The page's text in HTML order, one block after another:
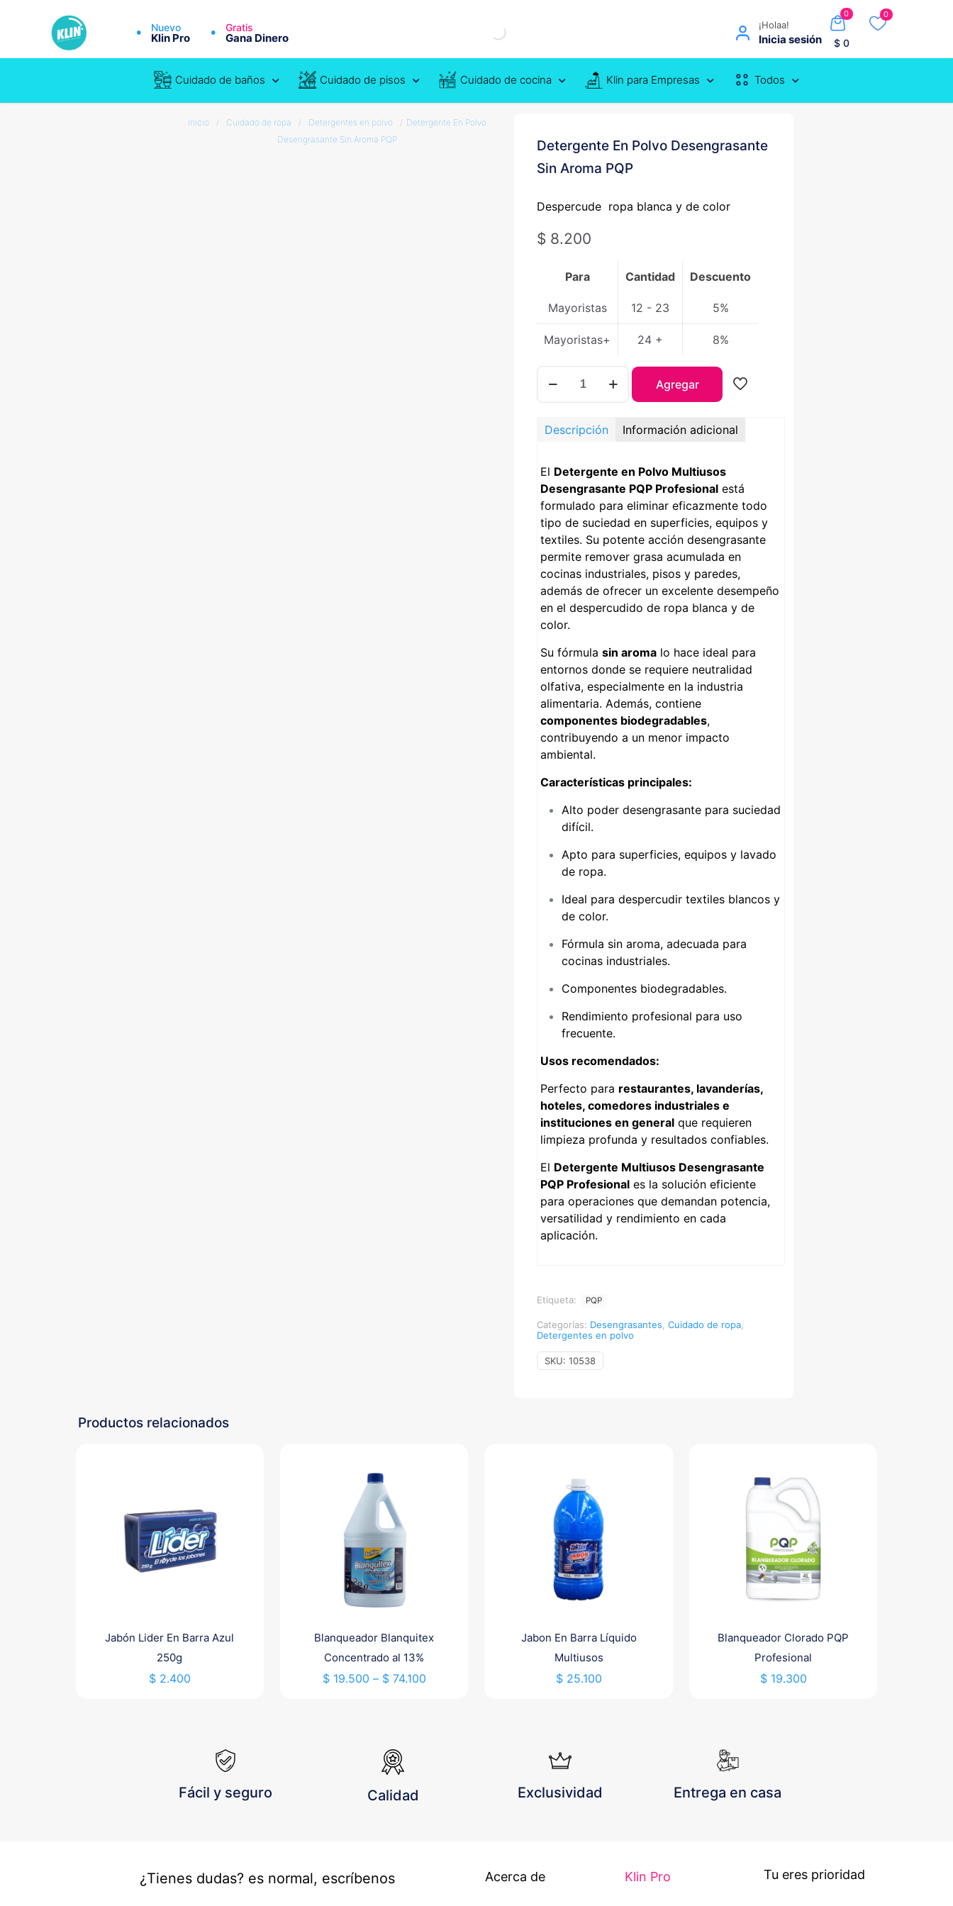
Nuevo
Klin Pro
Gratis
Gana Dinero
¡Holaa!
Inicia sesión
0
$ 0
0
Cuidado de baños Cuidado de pisos Cuidado de cocina Klin para Empresas Todos
Inicio / Cuidado de ropa / Detergentes en polvo / Detergente En Polvo
Desengrasante Sin Aroma PQP
Detergente En Polvo Desengrasante
Sin Aroma PQP
Despercude ropa blanca y de color
$ 8.200
Para Cantidad Descuento
Mayoristas 12 - 23 5%
Mayoristas+ 24 + 8%
Desengrasante
PQP
cantidad
Agregar
Descripción Información adicional
El Detergente en Polvo Multiusos
Desengrasante PQP Profesionalestá
formulado para eliminar eficazmente todo
tipo de suciedad en superficies, equipos y
textiles. Su potente acción desengrasante
permite remover grasa acumulada en
cocinas industriales, pisos y paredes,
además de ofrecer un excelente desempeño
en el despercudido de ropa blanca y de
color.
Su fórmula sin aromalo hace ideal para
entornos donde se requiere neutralidad
olfativa, especialmente en la industria
alimentaria. Además, contiene
componentes biodegradables,
contribuyendo a un menor impacto
ambiental.
Características principales:
Alto poder desengrasante para suciedad
difícil.
Apto para superficies, equipos y lavado
de ropa.
Ideal para despercudir textiles blancos y
de color.
Fórmula sin aroma, adecuada para
cocinas industriales.
Componentes biodegradables.
Rendimiento profesional para uso
frecuente.
Usos recomendados:
Perfecto para restaurantes, lavanderías,
hoteles, comedores industriales e
instituciones en generalque requieren
limpieza profunda y resultados confiables.
El Detergente Multiusos Desengrasante
PQP Profesionales la solución eficiente
para operaciones que demandan potencia,
versatilidad y rendimiento en cada
aplicación.
Etiqueta: PQP
Categorías: Desengrasantes ,Cuidado de ropa
Detergentes en polvo
SKU:10538
Productos relacionados
Jabón Lider En Barra Azul
250g
$2.400
Blanqueador Blanquitex
Concentrado al 13%
$19.500 – $74.100Price
múltiples
variantes.
opciones
la
Jabon En Barra Líquido
Multiusos
$25.100
Blanqueador Clorado PQP
Profesional
$19.300
Fácil y seguro Calidad Exclusividad Entrega en casa
¿Tienes dudas? es normal, escríbenos Acerca de Klin Pro Tu eres prioridad